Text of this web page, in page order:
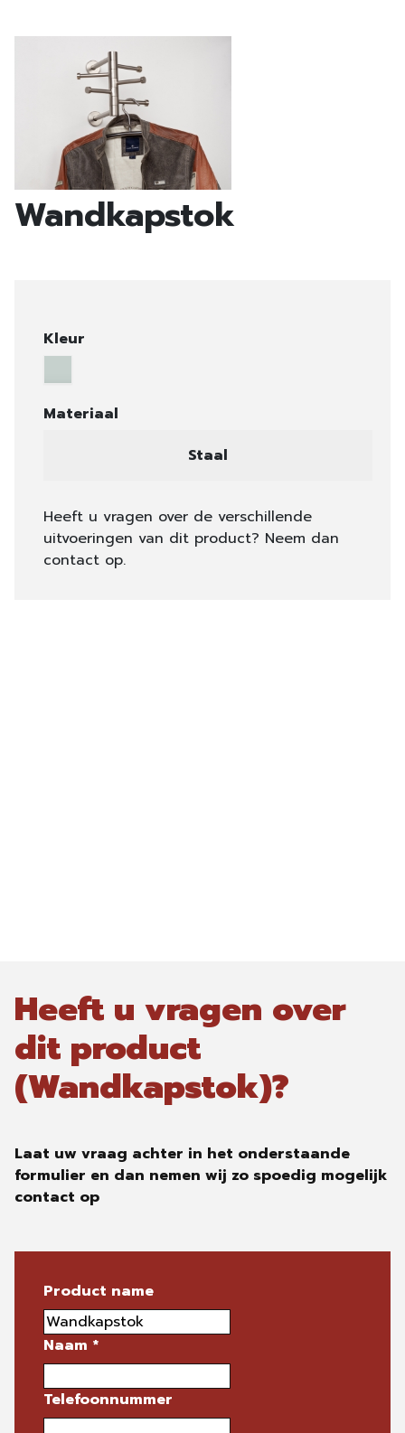
Wandkapstok
Kleur
Materiaal
Staal
Heeft u vragen over de verschillende
uitvoeringen van dit product? Neem dan
contact op.
Heeft u vragen over
dit product
(Wandkapstok)?
Laat uw vraag achter in het onderstaande
formulier en dan nemen wij zo spoedig mogelijk
contact op
Product name
Naam *
Telefoonnummer